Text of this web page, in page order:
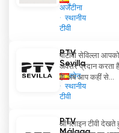
अर्जेंटीना
स्थानीय
टीवी
PTV
Sevilla
स्पेन
स्थानीय
टीवी
पीटीवी सेविल्ला
अवसर प्रदान करता
है! अब आप कहीं से...
PTV
ऑनलाइन टीवी देखते